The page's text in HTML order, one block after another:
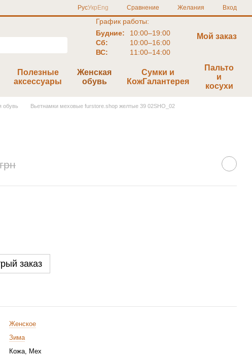
РусУкр Eng Сравнение Желания Вход
График работы:
Будние:
10:00–19:00
Сб:
10:00–16:00
ВС:
11:00–14:00
Мой заказ
Полезные
аксессуары
Женская
обувь
Сумки и
КожГалантерея
Пальто
и
косухи
обувь Вьетнамки меховые furstore.shop желтые 39 02SHO_02
заказ
Женское
Зима
Кожа, Мех